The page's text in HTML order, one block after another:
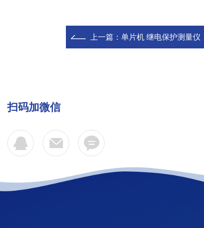
上一篇： 单片机 继电保护测量仪
扫码加微信